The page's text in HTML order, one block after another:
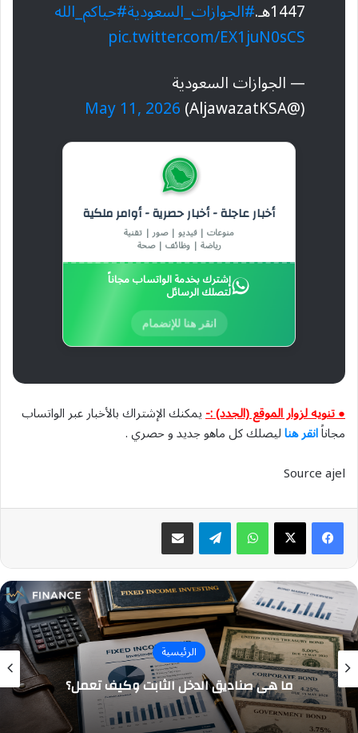
1447هـ. #الجوازات_السعودية#حياكم_الله
pic.twitter.com/EX1juN0sCS
— الجوازات السعودية
(@AljawazatKSA)
May 11, 2026
أخبار عاجلة - أخبار حصرية - أوامر ملكية
منوعات | فيديو | صور | تقنية
رياضة | وظائف | صحة
إشترك بخدمة الواتساب مجاناً
لتصلك الرسائل
انقر هنا للإنضمام
● تنويه لزوار الموقع (الجدد) :-يمكنك الإشتراك بالأخبار عبر الواتساب
مجاناًانقر هناليصلك كل ماهو جديد و حصري .
Source ajel
واتسابتيلقرام مشاركة عبر البريد
الرئيسية
كلية الملك فهد الأمنية تبدأ القبول المبدئي
لدورة تأهيل الضباط الجامعيين الـ56